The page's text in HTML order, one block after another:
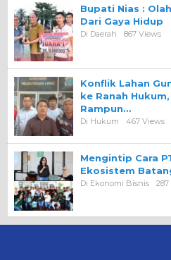
Bupati Nias :
Dari Gaya Hidup
Di Daerah 867 Views
Konflik Lahan
ke Ranah
Rampun…
Di Hukum 467 Views
Mengintip Cara
Ekosistem
Di Ekonomi Bisnis